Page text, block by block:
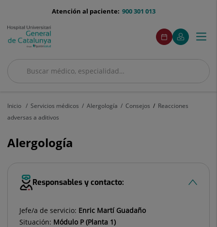
menu-
900 301 013
Atención al paciente:
Buscar
Buscar
menuAcceso
Pedir
cita
Este
enlace
se
en
Mi
Quirónsalud
Este
enlace
se
en
ventana
Menú
Inicio Servicios médicos Alergología Consejos
Reacciones
adversas a aditivos
Alergología
Responsables y contacto:
Jefe/a de servicio: Enric Martí Guadaño
Situación: Módulo P (Planta 1)